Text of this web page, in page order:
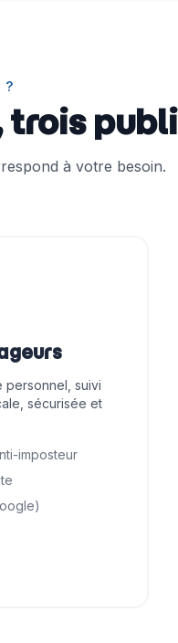
?
trois
à votre besoin.
personnel, suivi
sécurisée et
imposteur